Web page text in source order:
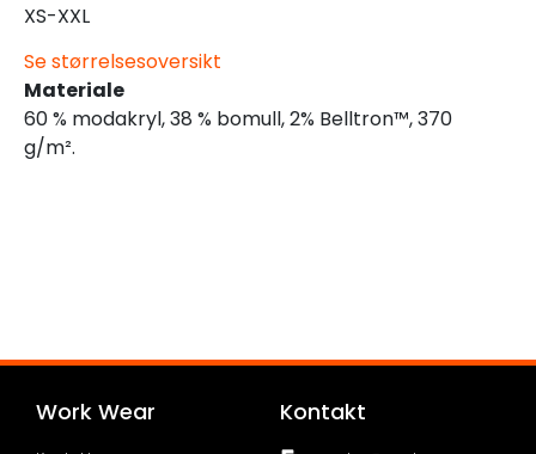
XS-XXL
Se størrelsesoversikt
Materiale
60 % modakryl, 38 % bomull, 2% Belltron™, 370
g/m².
Work Wear Kontakt